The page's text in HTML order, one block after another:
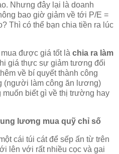
Nhưng đây lại là doanh
bao giờ giảm về tới P/E =
Thì có thể bạn chia tiền ra lúc
được giá tốt là chia ra làm
giá thực sự giảm tương đối
về bí quyết thành công
(người làm công ăn lương)
muốn biết gì về thị trường hay
lương mua quỹ chỉ số
cái túi cát để sếp ấn từ trên
lên với rất nhiều cọc và gai